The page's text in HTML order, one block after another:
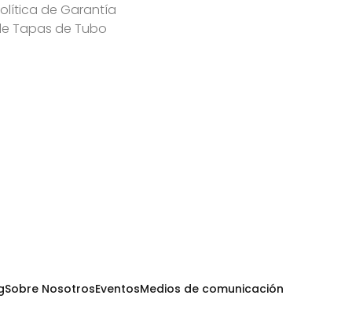
de Garantía
Tapas de Tubo
Sobre NosotrosEventosMedios de comunicación